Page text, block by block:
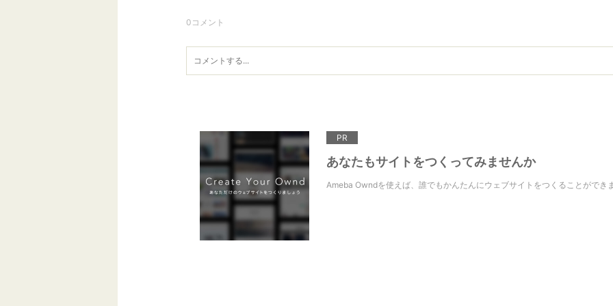
0 コメント
PR
あなたもサイトをつくってみませんか
Ameba Owndを使えば、誰でもかんたんにウェブサイトをつくることができ